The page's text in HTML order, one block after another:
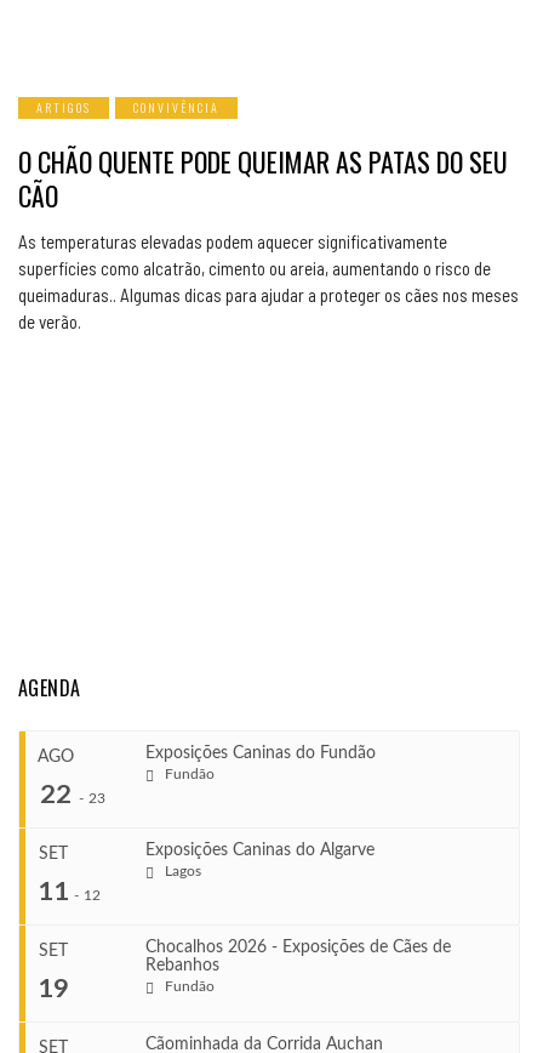
ARTIGOS CONVIVÊNCIA
O CHÃO QUENTE PODE QUEIMAR AS PATAS DO SEU
CÃO
As temperaturas elevadas podem aquecer significativamente
superfícies como alcatrão, cimento ou areia, aumentando o risco de
queimaduras.. Algumas dicas para ajudar a proteger os cães nos meses
de verão.
AGENDA
AGO
22 - 23
Exposições Caninas do Fundão
Fundão
Ago 22, 2026
Ago 23, 2026
SET
11 - 12
Exposições Caninas do Algarve
Lagos
SET
19
Chocalhos 2026 - Exposições de Cães de
Rebanhos
Fundão
SET Cãominhada da Corrida Auchan